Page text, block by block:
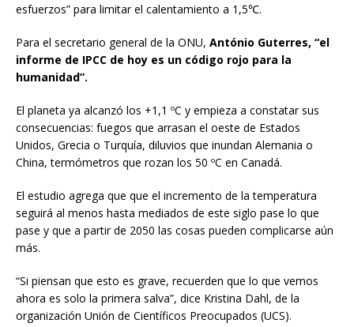
esfuerzos” para limitar el calentamiento a 1,5℃.
Para el secretario general de la ONU, António Guterres, “el
informe de IPCC de hoy es un código rojo para la
humanidad”.
El planeta ya alcanzó los +1,1 ºC y empieza a constatar sus
consecuencias: fuegos que arrasan el oeste de Estados
Unidos, Grecia o Turquía, diluvios que inundan Alemania o
China, termómetros que rozan los 50 ºC en Canadá.
El estudio agrega que que el incremento de la temperatura
seguirá al menos hasta mediados de este siglo pase lo que
pase y que a partir de 2050 las cosas pueden complicarse aún
más.
“Si piensan que esto es grave, recuerden que lo que vemos
ahora es solo la primera salva”, dice Kristina Dahl, de la
organización Unión de Científicos Preocupados (UCS).